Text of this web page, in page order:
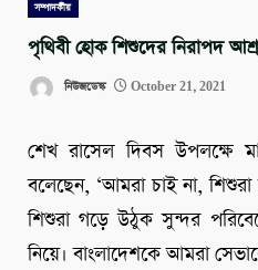
সম্পাদকীয়
পৃথিবী হোক শিশুদের নিরাপদ
নিউজডেস্ক October 21, 2021
শেখ রাসেল দিবস উপলক্ষে
বলেছেন, ‘আমরা চাই না,
শিশুরা গড়ে উঠুক সুন্দর
নিয়ে। বাংলাদেশকে আমরা